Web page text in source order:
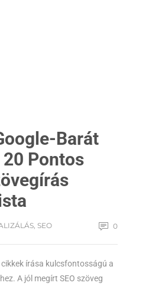
Barát
Pontos
SEO 0
írása kulcsfontosságú a
A jól megírt SEO szöveg